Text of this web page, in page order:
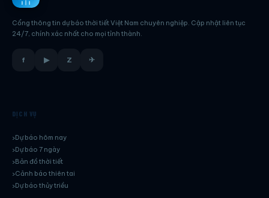
Cổng thông tin dự báo thời tiết Việt Nam chuyên nghiệp. Cập nhật liên tục
24/7, chính xác nhất cho mọi tỉnh thành.
f ▶ Z ✈
DỊCH VỤ
Dự báo hôm nay
Dự báo 7 ngày
Bản đồ thời tiết
Cảnh báo thiên tai
Dự báo thủy triều